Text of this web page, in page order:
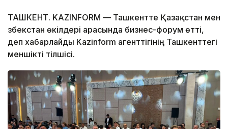
ТАШКЕНТ. KAZINFORM — Ташкентте Қазақстан мен
Өзбекстан өкілдері арасында бизнес-форум өтті,
деп хабарлайды Kazinform агенттігінің Ташкенттегі
меншікті тілшісі.